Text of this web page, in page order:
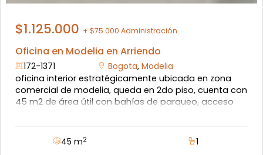
$1.125.000 + $75.000 Administración
Oficina en Modelia en Arriendo
172-1371 Bogota, Modelia
oficina interior estratégicamente ubicada en zona
comercial de modelia, queda en 2do piso, cuenta con
45 m2 de área útil con bahías de parqueo, acceso
administración, que cubre aseos de zona común y
vigilancia nocturna, uso comercial en certificado de
libertad se describe como local cuenta con dos
45 m2 1